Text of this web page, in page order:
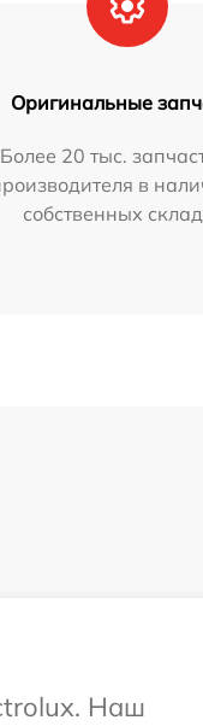
Оригинальные
Более 20 тыс.
в
собственных
Наш